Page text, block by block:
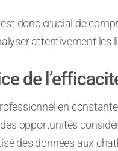
donc crucial de
attentivement les
de
en
opportunités
des données aux